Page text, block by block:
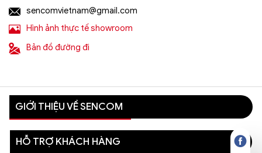
sencomvietnam@gmail.com
Hình ảnh thực tế showroom
Bản đồ đường đi
GIỚI THIỆU VỀ SENCOM
HỖ TRỢ KHÁCH HÀNG